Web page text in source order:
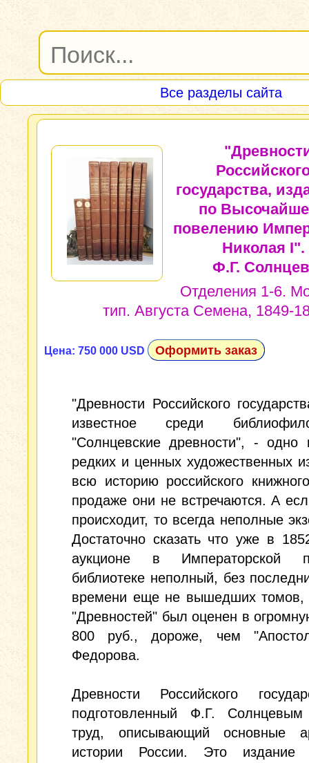
Все разделы сайта
государства,
по
повелению
Николая I".
Ф.Г.
Отделения 1-6.
тип. Августа Семена, 1849-
Цена: 750 000 USD Оформить заказ
"Древности Российского
известное среди
"Солнцевские древности", - одно
редких и ценных художественных
всю историю российского
продаже они не встречаются. А
происходит, то всегда неполные
Достаточно сказать что уже в
аукционе в Императорской
библиотеке неполный, без
времени еще не вышедших томов,
"Древностей" был оценен в
800 руб., дороже, чем
Федорова.
Древности Российского
подготовленный Ф.Г.
труд, описывающий основные
истории России. Это издание